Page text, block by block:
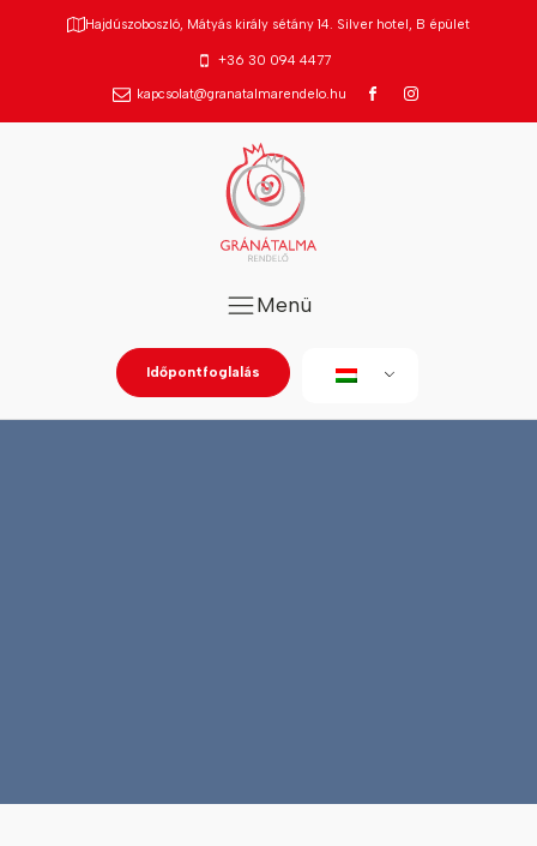
Hajdúszoboszló, Mátyás király sétány 14. Silver hotel, B épület
+36 30 094 4477
kapcsolat@granatalmarendelo.hu
Menü
Időpontfoglalás